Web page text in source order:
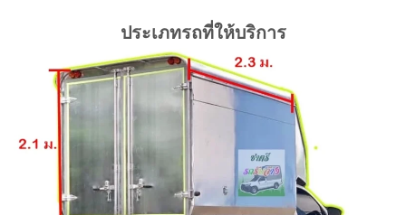
ประเภทรถที่ให้บริการ